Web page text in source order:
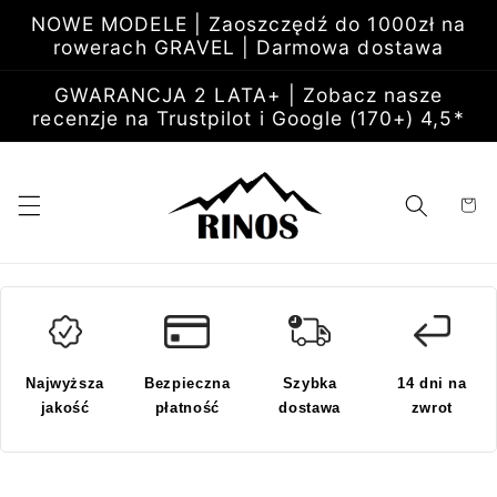
do
treści
NOWE MODELE | Zaoszczędź do 1000zł na
rowerach GRAVEL | Darmowa dostawa
GWARANCJA 2 LATA+ | Zobacz nasze
recenzje na Trustpilot i Google (170+) 4,5*
Koszyk
Najwyższa
jakość
Bezpieczna
płatność
Szybka
dostawa
14 dni na
zwrot